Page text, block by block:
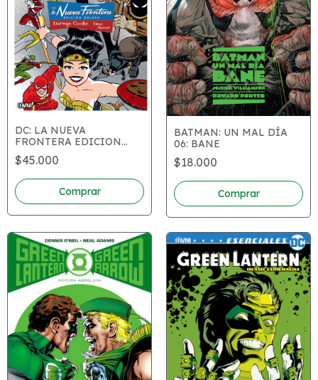
DC: LA NUEVA
FRONTERA EDICION
DELUXE
$45.000
BATMAN: UN MAL DÍA
06: BANE
$18.000